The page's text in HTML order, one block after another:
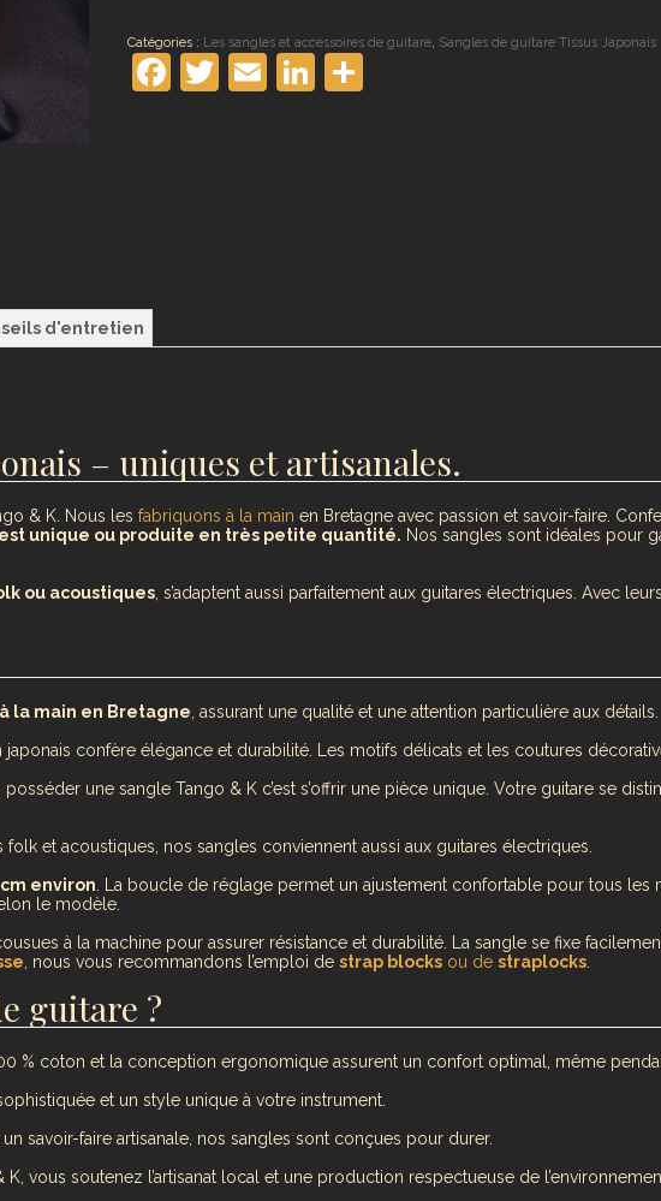
Catégories : Les sangles et accessoires de guitare, Sangles de guitare Tissus Japonais
Facebook
Twitter
EmailLinkedIn
Partager
d'entretien
– uniques et artisanales.
& K. Nous les fabriquons à la main en Bretagne avec passion et savoir-faire.
unique ou produite en très petite quantité. Nos sangles sont idéales pour
ou acoustiques, s’adaptent aussi parfaitement aux guitares électriques. Avec
la main en Bretagne, assurant une qualité et une attention particulière aux détails.
japonais confère élégance et durabilité. Les motifs délicats et les coutures
une sangle Tango & K c’est s’offrir une pièce unique. Votre guitare se
et acoustiques, nos sangles conviennent aussi aux guitares électriques.
cm environ. La boucle de réglage permet un ajustement confortable pour tous les
le modèle.
à la machine pour assurer résistance et durabilité. La sangle se fixe
, nous vous recommandons l’emploi de strap blocks ou de straplocks.
guitare ?
% coton et la conception ergonomique assurent un confort optimal, même
et un style unique à votre instrument.
savoir-faire artisanale, nos sangles sont conçues pour durer.
K, vous soutenez l’artisanat local et une production respectueuse de